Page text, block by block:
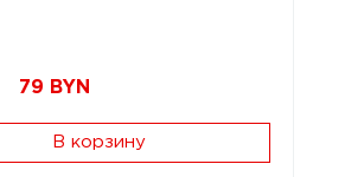
79 BYN
В корзину